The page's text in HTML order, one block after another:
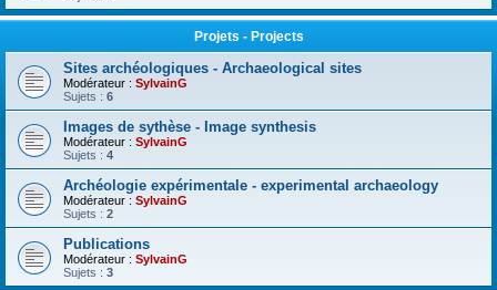
Projets - Projects
Sites archéologiques - Archaeological sites
Modérateur : SylvainG
Sujets : 6
Images de sythèse - Image synthesis
Modérateur : SylvainG
Sujets : 4
Archéologie expérimentale - experimental archaeology
Modérateur : SylvainG
Sujets : 2
Publications
Modérateur : SylvainG
Sujets : 3